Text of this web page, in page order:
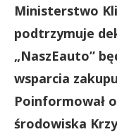
Ministerstwo
podtrzymuje
„NaszEauto”
wsparcia
Poinformował
środowiska